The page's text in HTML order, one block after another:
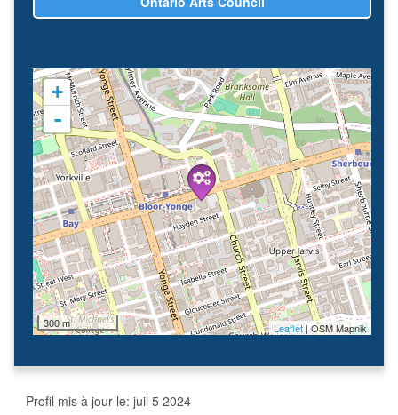
+
-
300 m Leaflet| OSM Mapnik
Profil mis à jour le: juil 5 2024